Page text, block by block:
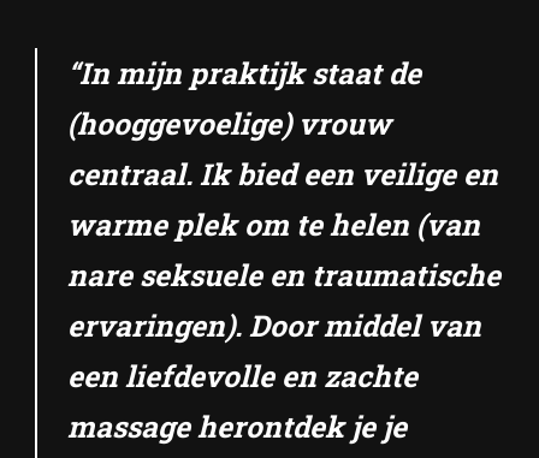
“In mijn praktijk staat de
(hooggevoelige) vrouw
centraal. Ik bied een veilige en
warme plek om te helen (van
nare seksuele en traumatische
ervaringen). Door middel van
een liefdevolle en zachte
massage herontdek je je